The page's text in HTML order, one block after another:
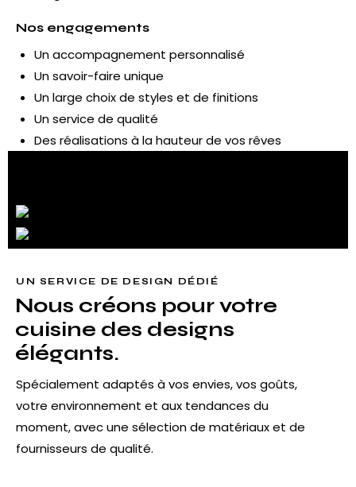
Nos engagements
Un accompagnement personnalisé
Un savoir-faire unique
Un large choix de styles et de finitions
Un service de qualité
Des réalisations à la hauteur de vos rêves
UN SERVICE DE DESIGN DÉDIÉ
Nous créons pour votre
cuisine des designs
élégants.
Spécialement adaptés à vos envies, vos goûts,
votre environnement et aux tendances du
moment, avec une sélection de matériaux et de
fournisseurs de qualité.